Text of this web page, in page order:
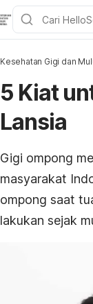
Kesehatan Gigi dan
5 Kiat
Lansia
Gigi ompong
masyarakat
ompong saat
lakukan sejak